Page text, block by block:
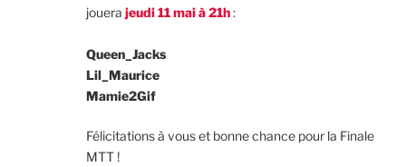
jouera jeudi 11 mai à 21h:
Queen_Jacks
Lil_Maurice
Mamie2Gif
Félicitations à vous et bonne chance pour la Finale
MTT !